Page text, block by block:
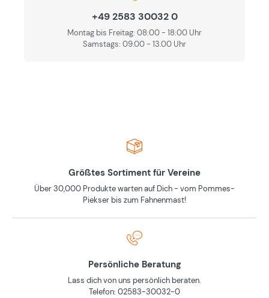
+49 2583 30032 0
Montag bis Freitag: 08:00 - 18:00 Uhr
Samstags: 09.00 - 13.00 Uhr
Größtes Sortiment für Vereine
Über 30,000 Produkte warten auf Dich - vom Pommes-
Piekser bis zum Fahnenmast!
Persönliche Beratung
Lass dich von uns persönlich beraten.
Telefon: 02583-30032-0